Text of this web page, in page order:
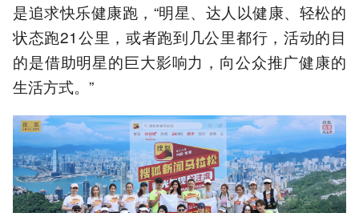
是追求快乐健康跑，“明星、达人以健康、轻松的
状态跑21公里，或者跑到几公里都行，活动的目
的是借助明星的巨大影响力，向公众推广健康的
生活方式。”